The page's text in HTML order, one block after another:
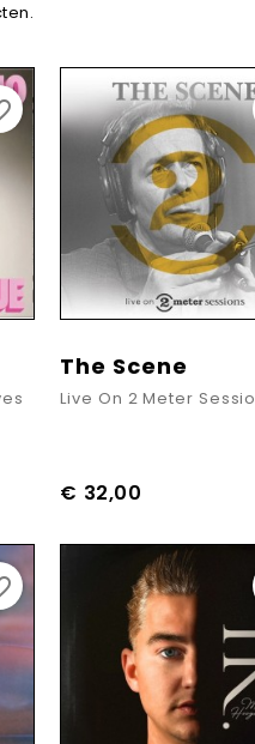
The Scene
Live On 2 Meter
€ 32,00